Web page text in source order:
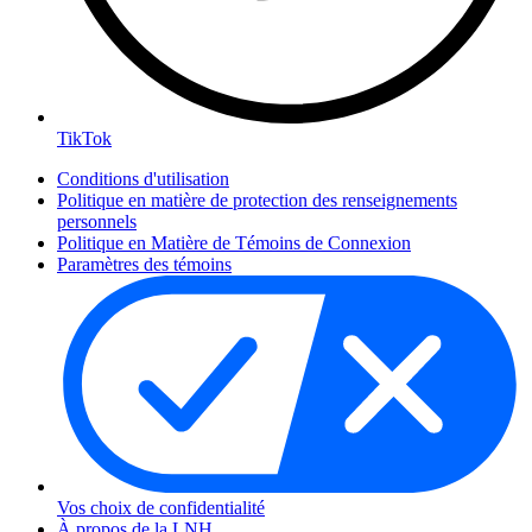
TikTok
Conditions d'utilisation
Politique en matière de protection des renseignements
personnels
Politique en Matière de Témoins de Connexion
Paramètres des témoins
Vos choix de confidentialité